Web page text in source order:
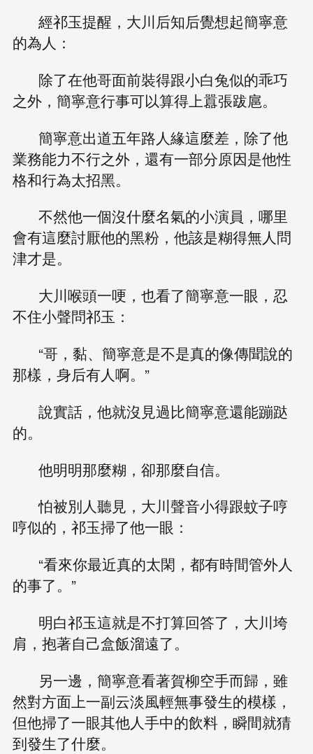
經祁玉提醒，大川后知后覺想起簡寧意
的為人：
除了在他哥面前裝得跟小白兔似的乖巧
之外，簡寧意行事可以算得上囂張跋扈。
簡寧意出道五年路人緣這麼差，除了他
業務能力不行之外，還有一部分原因是他性
格和行為太招黑。
不然他一個沒什麼名氣的小演員，哪里
會有這麼討厭他的黑粉，他該是糊得無人問
津才是。
大川喉頭一哽，也看了簡寧意一眼，忍
不住小聲問祁玉：
“哥，黏、簡寧意是不是真的像傳聞說的
那樣，身后有人啊。”
說實話，他就沒見過比簡寧意還能蹦跶
的。
他明明那麼糊，卻那麼自信。
怕被別人聽見，大川聲音小得跟蚊子哼
哼似的，祁玉掃了他一眼：
“看來你最近真的太閑，都有時間管外人
的事了。”
明白祁玉這就是不打算回答了，大川垮
肩，抱著自己盒飯溜遠了。
另一邊，簡寧意看著賀柳空手而歸，雖
然對方面上一副云淡風輕無事發生的模樣，
但他掃了一眼其他人手中的飲料，瞬間就猜
到發生了什麼。